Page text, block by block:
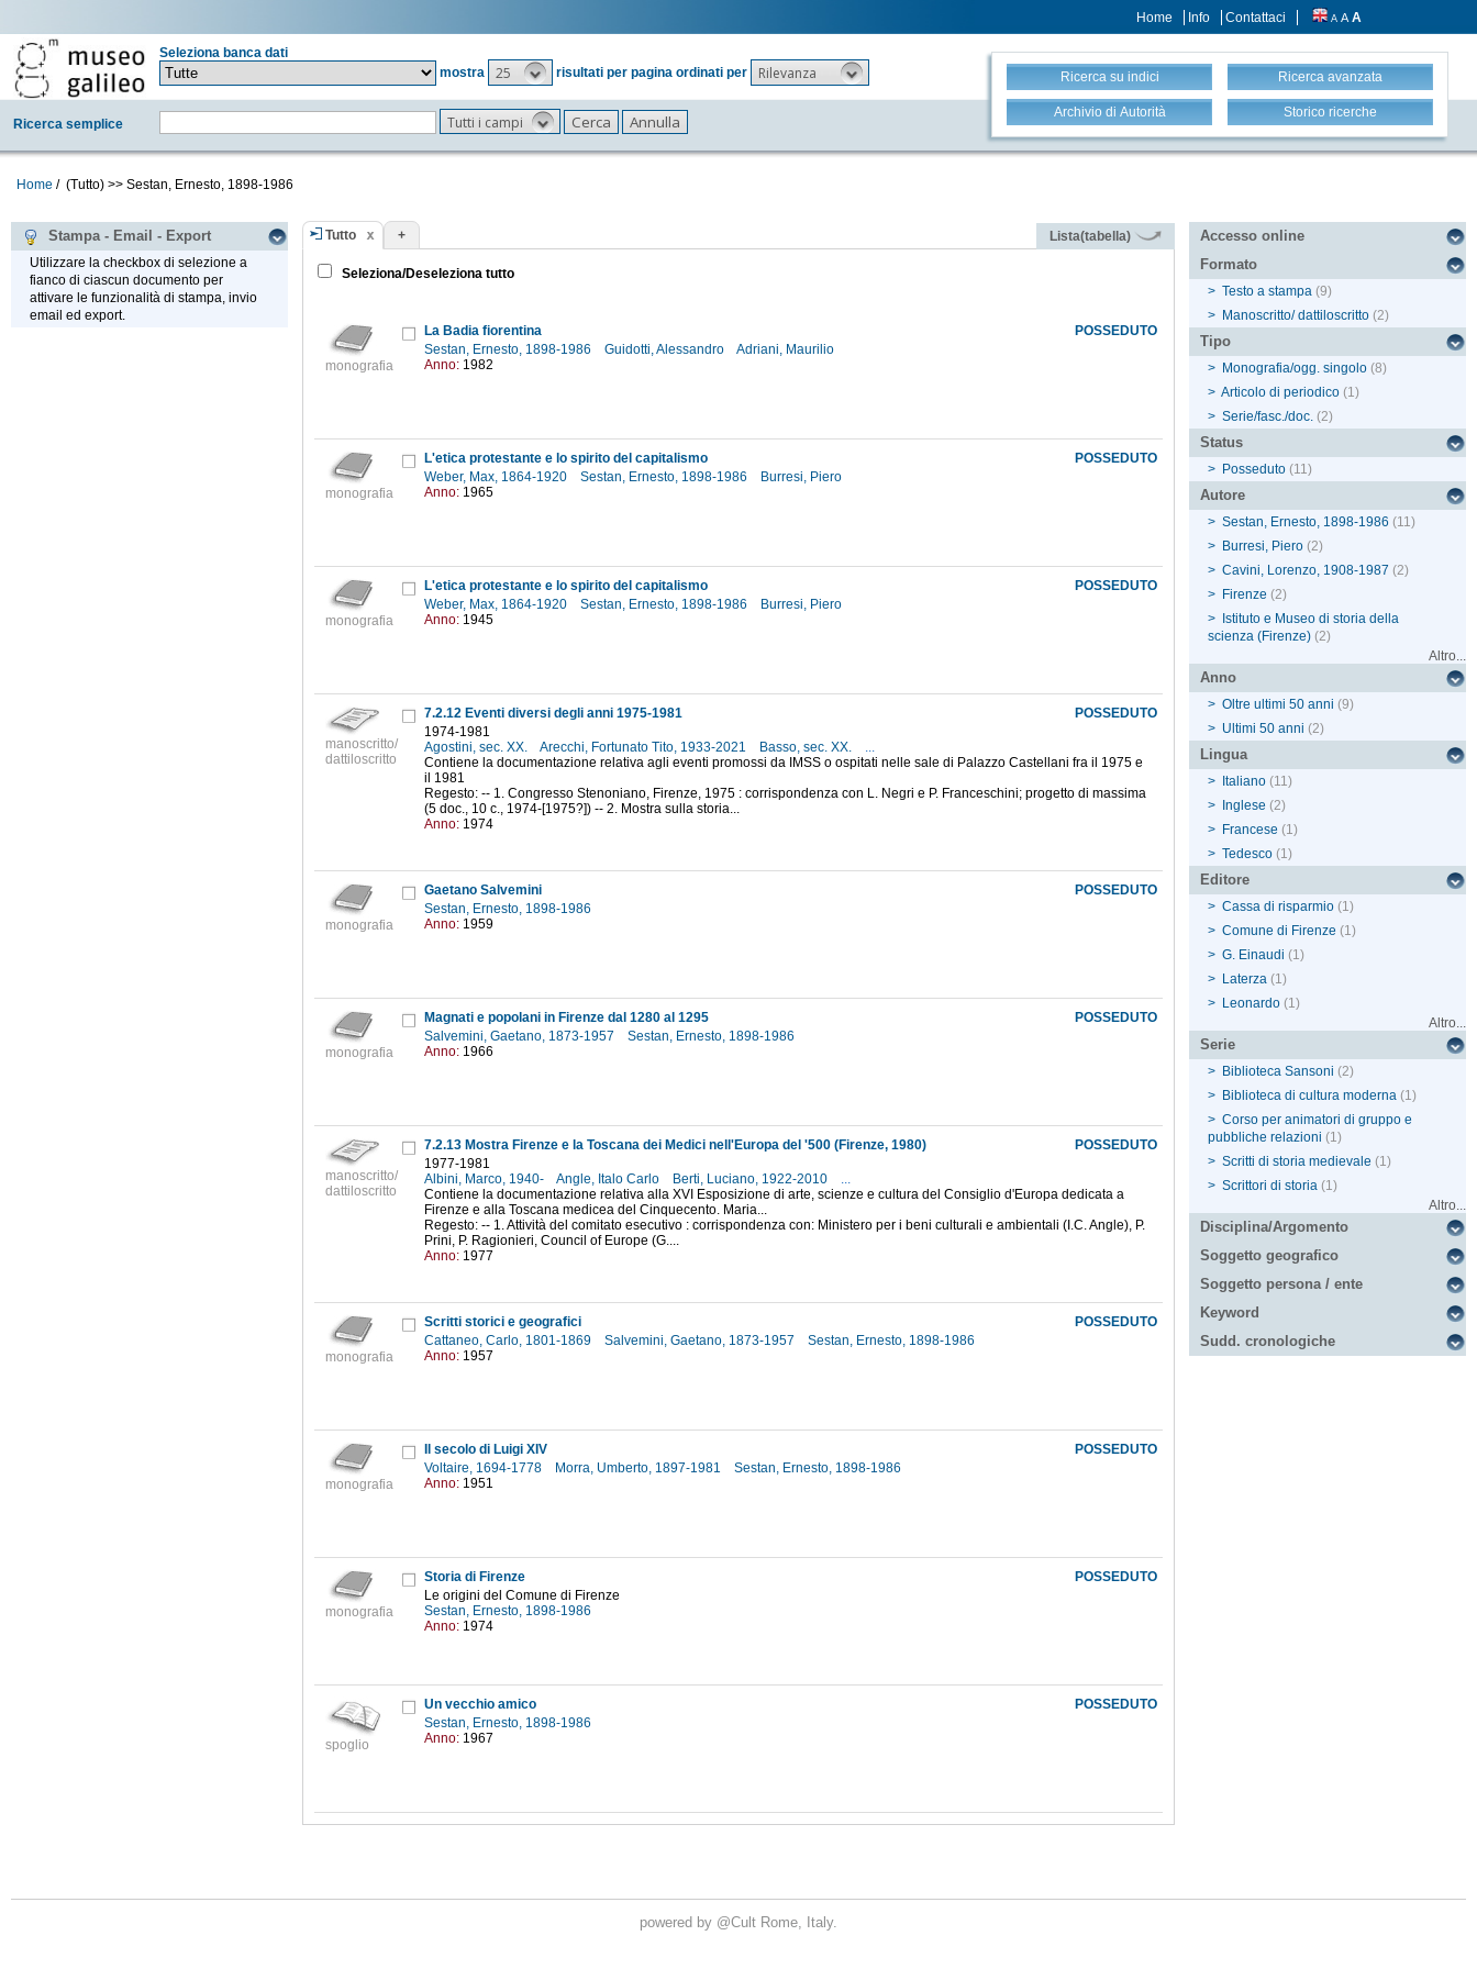
Home Info Contattaci A A A
Seleziona banca dati
mostra
25 risultati per pagina ordinati per Rilevanza
Ricerca semplice Tutti i campi
Ricerca su indici Ricerca avanzata
Archivio di Autorità Storico ricerche
Home / (Tutto) >> Sestan, Ernesto, 1898-1986
Stampa - Email - Export
Utilizzare la checkbox di selezione a
fianco di ciascun documento per
attivare le funzionalità di stampa, invio
email ed export.
Tutto + Lista(tabella)
Seleziona/Deseleziona tutto
monografia
POSSEDUTO
La Badia fiorentina
Sestan, Ernesto, 1898-1986
Guidotti, Alessandro
Adriani, Maurilio
Anno: 1982
monografia
POSSEDUTO
L'etica protestante e lo spirito del capitalismo
Weber, Max, 1864-1920
Sestan, Ernesto, 1898-1986
Burresi, Piero
Anno: 1965
monografia
POSSEDUTO
L'etica protestante e lo spirito del capitalismo
Weber, Max, 1864-1920
Sestan, Ernesto, 1898-1986
Burresi, Piero
Anno: 1945
manoscritto/
dattiloscritto
POSSEDUTO
7.2.12 Eventi diversi degli anni 1975-1981
1974-1981
Agostini, sec. XX.
Arecchi, Fortunato Tito, 1933-2021 Basso, sec. XX.
...
Contiene la documentazione relativa agli eventi promossi da IMSS o ospitati nelle sale di Palazzo Castellani fra il 1975 e
il 1981
Regesto: -- 1. Congresso Stenoniano, Firenze, 1975 : corrispondenza con L. Negri e P. Franceschini; progetto di massima
(5 doc., 10 c., 1974-[1975?]) -- 2. Mostra sulla storia...
Anno: 1974
monografia
POSSEDUTO
Gaetano Salvemini
Sestan, Ernesto, 1898-1986
Anno: 1959
monografia
POSSEDUTO
Magnati e popolani in Firenze dal 1280 al 1295
Salvemini, Gaetano, 1873-1957
Sestan, Ernesto, 1898-1986
Anno: 1966
manoscritto/
dattiloscritto
POSSEDUTO
7.2.13 Mostra Firenze e la Toscana dei Medici nell'Europa del '500 (Firenze, 1980)
1977-1981
Albini, Marco, 1940-
Angle, Italo Carlo Berti, Luciano, 1922-2010
...
Contiene la documentazione relativa alla XVI Esposizione di arte, scienze e cultura del Consiglio d'Europa dedicata a
Firenze e alla Toscana medicea del Cinquecento. Maria...
Regesto: -- 1. Attività del comitato esecutivo : corrispondenza con: Ministero per i beni culturali e ambientali (I.C. Angle), P.
Prini, P. Ragionieri, Council of Europe (G....
Anno: 1977
monografia
POSSEDUTO
Scritti storici e geografici
Cattaneo, Carlo, 1801-1869
Salvemini, Gaetano, 1873-1957
Sestan, Ernesto, 1898-1986
Anno: 1957
monografia
POSSEDUTO
Il secolo di Luigi XIV
Voltaire, 1694-1778
Morra, Umberto, 1897-1981
Sestan, Ernesto, 1898-1986
Anno: 1951
monografia
POSSEDUTO
Storia di Firenze
Le origini del Comune di Firenze
Sestan, Ernesto, 1898-1986
Anno: 1974
spoglio
POSSEDUTO
Un vecchio amico
Sestan, Ernesto, 1898-1986
Anno: 1967
Accesso online
Formato
> Testo a stampa (9)
> Manoscritto/ dattiloscritto (2)
Tipo
> Monografia/ogg. singolo (8)
> Articolo di periodico (1)
> Serie/fasc./doc. (2)
Status
> Posseduto (11)
Autore
> Sestan, Ernesto, 1898-1986 (11)
> Burresi, Piero (2)
> Cavini, Lorenzo, 1908-1987 (2)
> Firenze (2)
>
Istituto e Museo di storia della
scienza (Firenze) (2)
Altro...
Anno
> Oltre ultimi 50 anni (9)
> Ultimi 50 anni (2)
Lingua
> Italiano (11)
>
Inglese (2)
> Francese (1)
> Tedesco (1)
Editore
> Cassa di risparmio (1)
> Comune di Firenze (1)
> G. Einaudi (1)
> Laterza (1)
> Leonardo (1)
Altro...
Serie
> Biblioteca Sansoni (2)
> Biblioteca di cultura moderna (1)
> Corso per animatori di gruppo e
pubbliche relazioni (1)
> Scritti di storia medievale (1)
> Scrittori di storia (1)
Altro...
Disciplina/Argomento
Soggetto geografico
Soggetto persona / ente
Keyword
Sudd. cronologiche
powered by @Cult Rome, Italy.